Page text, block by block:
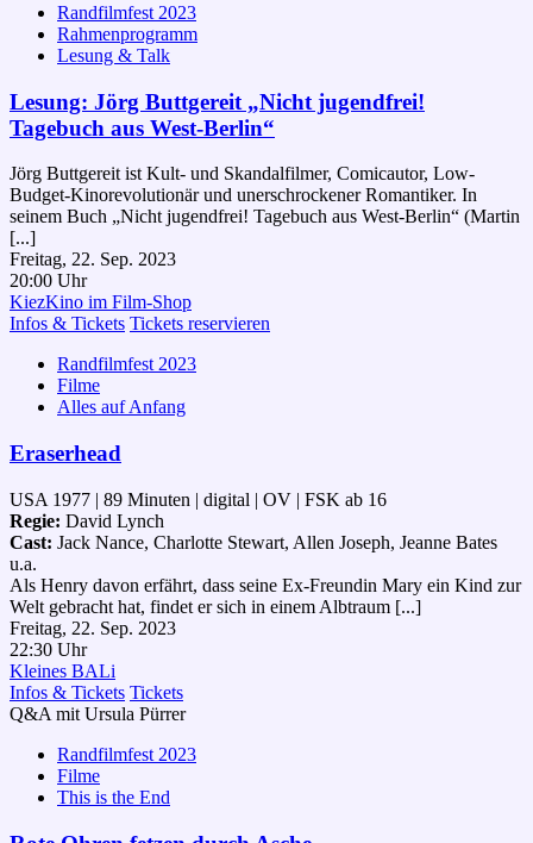
Randfilmfest 2023
Rahmenprogramm
Lesung & Talk
Lesung: Jörg Buttgereit „Nicht jugendfrei!
Tagebuch aus West-Berlin“
Jörg Buttgereit ist Kult- und Skandalfilmer, Comicautor, Low-
Budget-Kinorevolutionär und unerschrockener Romantiker. In
seinem Buch „Nicht jugendfrei! Tagebuch aus West-Berlin“ (Martin
[...]
Freitag, 22. Sep. 2023
20:00 Uhr
KiezKino im Film-Shop
Infos & Tickets Tickets reservieren
Randfilmfest 2023
Filme
Alles auf Anfang
Eraserhead
USA 1977 | 89 Minuten | digital | OV | FSK ab 16
Regie: David Lynch
Cast: Jack Nance, Charlotte Stewart, Allen Joseph, Jeanne Bates
u.a.
Als Henry davon erfährt, dass seine Ex-Freundin Mary ein Kind zur
Welt gebracht hat, findet er sich in einem Albtraum [...]
Freitag, 22. Sep. 2023
22:30 Uhr
Kleines BALi
Infos & Tickets Tickets
Q&A mit Ursula Pürrer
Randfilmfest 2023
Filme
This is the End